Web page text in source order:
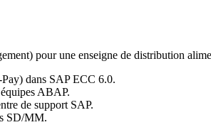
pour une enseigne de distribution
dans SAP ECC 6.0.
ABAP.
de support SAP.
SD/MM.